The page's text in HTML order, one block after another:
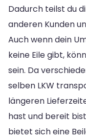
Dadurch teilst du
anderen Kunden
Auch wenn dein
keine Eile gibt,
sein. Da
selben LKW
längeren
hast und bereit
bietet sich eine